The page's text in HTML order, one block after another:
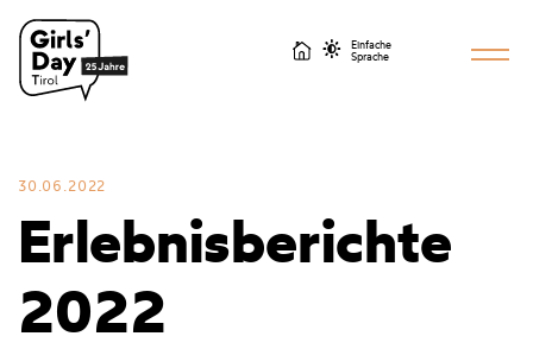
Einfache
Sprache
30.06.2022
Erlebnisberichte
2022